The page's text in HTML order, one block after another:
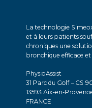
La technologie
et à leurs patients
chroniques une
bronchique efficace et
PhysioAssist
31 Parc du Golf – CS
13593 Aix-en-
FRANCE